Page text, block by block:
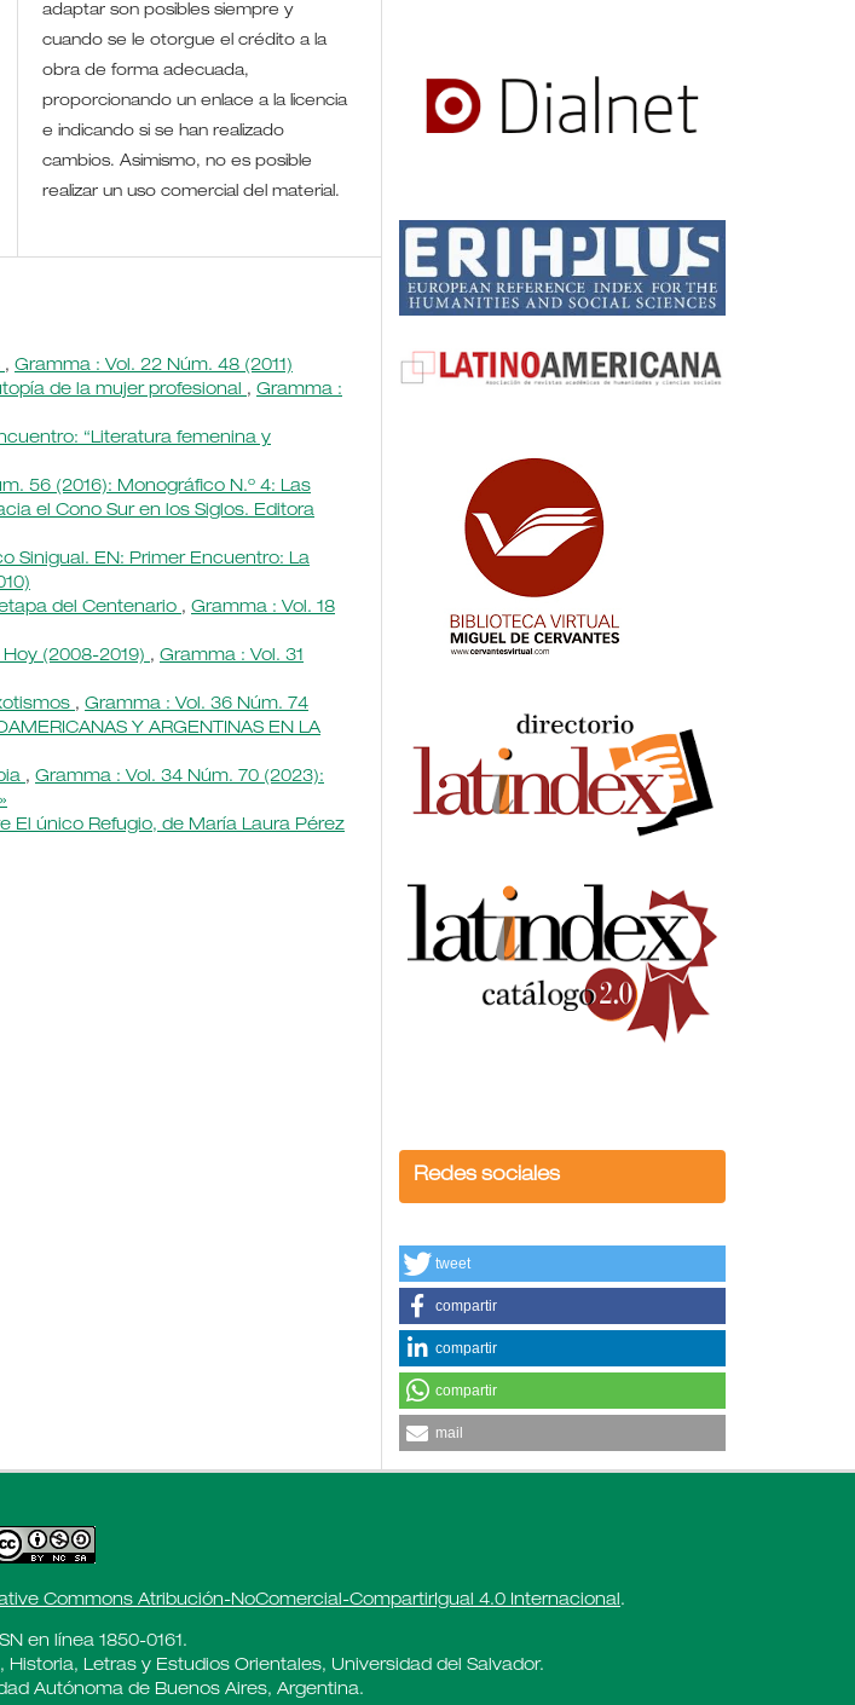
adaptar son posibles siempre y
cuando se le otorgue el crédito a la
obra de forma adecuada,
proporcionando un enlace a la licencia
e indicando si se han realizado
cambios. Asimismo, no es posible
realizar un uso comercial del material.
, Gramma : Vol. 22 Núm. 48 (2011)
de la mujer profesional , Gramma :
“Literatura femenina y
56 (2016): Monográfico N.º 4: Las
el Cono Sur en los Siglos. Editora
Sinigual. EN: Primer Encuentro: La
del Centenario , Gramma : Vol. 18
(2008-2019) , Gramma : Vol. 31
, Gramma : Vol. 36 Núm. 74
Y ARGENTINAS EN LA
, Gramma : Vol. 34 Núm. 70 (2023):
El único Refugio, de María Laura Pérez
Redes sociales
tweet
compartir
compartir
compartir
mail
Commons Atribución-NoComercial-CompartirIgual 4.0 Internacional .
en línea 1850-0161.
Letras y Estudios Orientales, Universidad del Salvador.
Autónoma de Buenos Aires, Argentina.